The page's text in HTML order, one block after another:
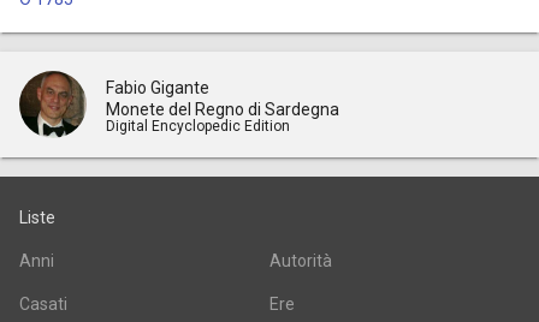
Fabio Gigante
Monete del Regno di Sardegna
Digital Encyclopedic Edition
Liste
Anni Autorità
Casati Ere